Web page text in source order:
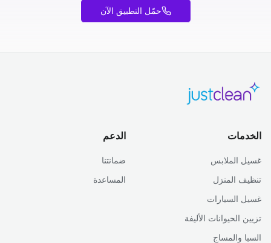
حمّل التطبيق الآن
الخدمات
غسيل الملابس
تنظيف المنزل
غسيل السيارات
تزيين الحيوانات الأليفة
السبا والمساج
الدعم
ضمانتنا
المساعدة